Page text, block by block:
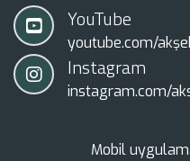
YouTube
youtube.com/
Instagram
instagram.com/
Mobil